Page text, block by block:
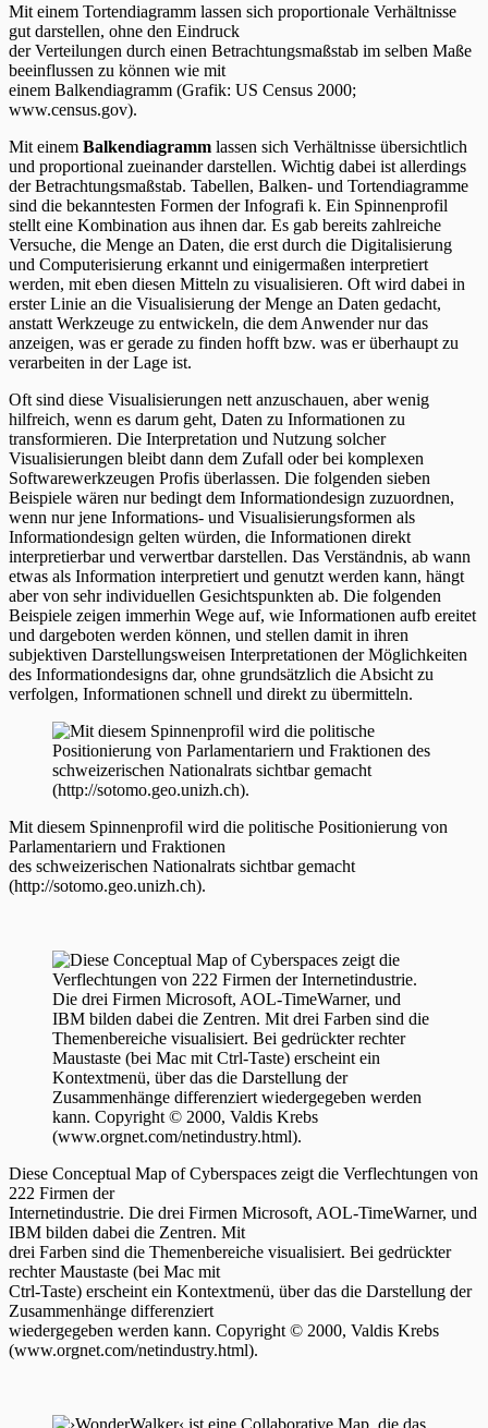
Mit einem Tortendiagramm lassen sich proportionale Verhältnisse
gut darstellen, ohne den Eindruck
der Verteilungen durch einen Betrachtungsmaßstab im selben Maße
beeinflussen zu können wie mit
einem Balkendiagramm (Grafik: US Census 2000;
www.census.gov).
Mit einem Balkendiagramm lassen sich Verhältnisse übersichtlich
und proportional zueinander darstellen. Wichtig dabei ist allerdings
der Betrachtungsmaßstab. Tabellen, Balken- und Tortendiagramme
sind die bekanntesten Formen der Infografi k. Ein Spinnenprofil
stellt eine Kombination aus ihnen dar. Es gab bereits zahlreiche
Versuche, die Menge an Daten, die erst durch die Digitalisierung
und Computerisierung erkannt und einigermaßen interpretiert
werden, mit eben diesen Mitteln zu visualisieren. Oft wird dabei in
erster Linie an die Visualisierung der Menge an Daten gedacht,
anstatt Werkzeuge zu entwickeln, die dem Anwender nur das
anzeigen, was er gerade zu finden hofft bzw. was er überhaupt zu
verarbeiten in der Lage ist.
Oft sind diese Visualisierungen nett anzuschauen, aber wenig
hilfreich, wenn es darum geht, Daten zu Informationen zu
transformieren. Die Interpretation und Nutzung solcher
Visualisierungen bleibt dann dem Zufall oder bei komplexen
Softwarewerkzeugen Profis überlassen. Die folgenden sieben
Beispiele wären nur bedingt dem Informationdesign zuzuordnen,
wenn nur jene Informations- und Visualisierungsformen als
Informationdesign gelten würden, die Informationen direkt
interpretierbar und verwertbar darstellen. Das Verständnis, ab wann
etwas als Information interpretiert und genutzt werden kann, hängt
aber von sehr individuellen Gesichtspunkten ab. Die folgenden
Beispiele zeigen immerhin Wege auf, wie Informationen aufb ereitet
und dargeboten werden können, und stellen damit in ihren
subjektiven Darstellungsweisen Interpretationen der Möglichkeiten
des Informationdesigns dar, ohne grundsätzlich die Absicht zu
verfolgen, Informationen schnell und direkt zu übermitteln.
Mit diesem Spinnenprofil wird die politische Positionierung von
Parlamentariern und Fraktionen
des schweizerischen Nationalrats sichtbar gemacht
(http://sotomo.geo.unizh.ch).
Diese Conceptual Map of Cyberspaces zeigt die Verflechtungen von
222 Firmen der
Internetindustrie. Die drei Firmen Microsoft, AOL-TimeWarner, und
IBM bilden dabei die Zentren. Mit
drei Farben sind die Themenbereiche visualisiert. Bei gedrückter
rechter Maustaste (bei Mac mit
Ctrl-Taste) erscheint ein Kontextmenü, über das die Darstellung der
Zusammenhänge differenziert
wiedergegeben werden kann. Copyright © 2000, Valdis Krebs
(www.orgnet.com/netindustry.html).